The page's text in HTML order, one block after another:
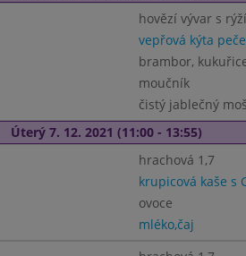
hovězí vývar s
vepřová kýta
brambor,
moučník
čistý jablečný
Úterý 7. 12. 2021 (11:00 - 13:55)
hrachová 1,7
krupicová kaše s
ovoce
mléko,čaj